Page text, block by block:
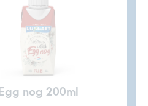
Egg nog 200ml